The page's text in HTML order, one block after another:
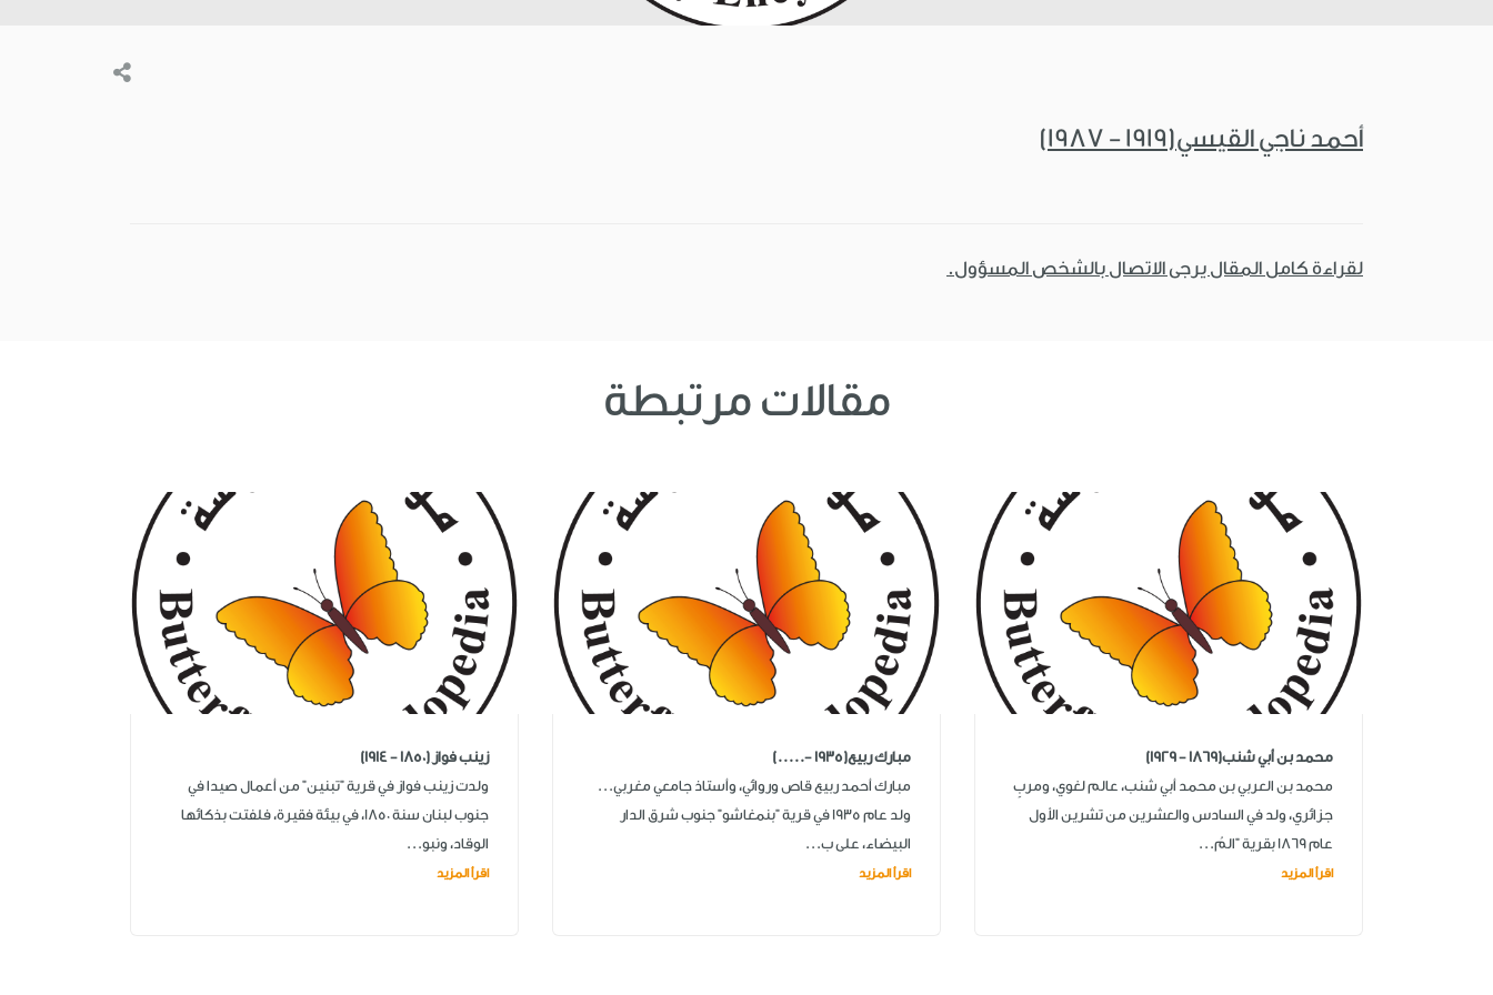
أحمد ناجي القيسي(1919 - 1987)
لقراءة كامل المقال يرجى الاتصال بالشخص المسؤول.
مقالات مرتبطة
محمد بن أبي شنب(1869 - 1929)
محمد بن العربي بن محمد أبي شنب، عالم لغوي، ومربٍ
جزائري، ولد في السادس والعشرين من تشرين الأول
عام 1869 بقرية "المُ...
اقرأ المزيد
مبارك ربيع(1935 -.....)
مبارك أحمد ربيع قاص وروائي، وأستاذ جامعي مغربي...
ولد عام 1935 في قرية "بنمغاشو" جنوب شرق الدار
البيضاء، على ب...
اقرأ المزيد
زينب فواز (1850 - 1914)
ولدت زينب فواز في قرية "تبنين" من أعمال صيدا في
جنوب لبنان سنة 1850، في بيئة فقيرة، فلفتت بذكائها
الوقاد، ونبو...
اقرأ المزيد